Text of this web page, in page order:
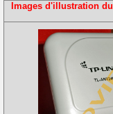
Images d'illustration